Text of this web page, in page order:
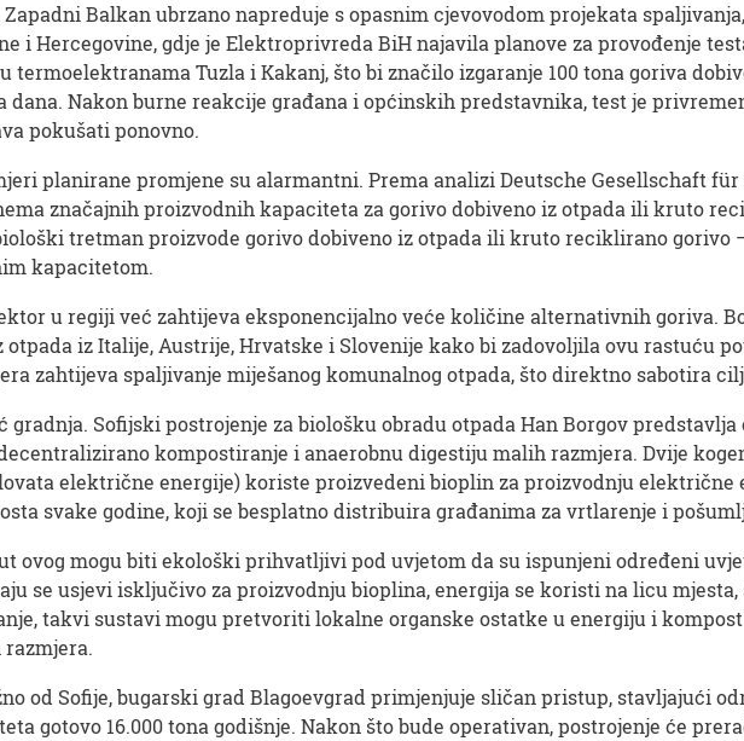
Balkan ubrzano napreduje s opasnim cjevovodom projekata
i Hercegovine, gdje je Elektroprivreda BiH najavila planove za provođenje
termoelektranama Tuzla i Kakanj, što bi značilo izgaranje 100 tona goriva
dana. Nakon burne reakcije građana i općinskih predstavnika, test je
pokušati ponovno.
planirane promjene su alarmantni. Prema analizi Deutsche Gesellschaft
značajnih proizvodnih kapaciteta za gorivo dobiveno iz otpada ili kruto
tretman proizvode gorivo dobiveno iz otpada ili kruto reciklirano gorivo
kapacitetom.
u regiji već zahtijeva eksponencijalno veće količine alternativnih goriva.
iz Italije, Austrije, Hrvatske i Slovenije kako bi zadovoljila ovu rastuću
zahtijeva spaljivanje miješanog komunalnog otpada, što direktno sabotira
gradnja. Sofijski postrojenje za biološku obradu otpada Han Borgov
kompostiranje i anaerobnu digestiju malih razmjera. Dvije
električne energije) koriste proizvedeni bioplin za proizvodnju električne
svake godine, koji se besplatno distribuira građanima za vrtlarenje i
ovog mogu biti ekološki prihvatljivi pod uvjetom da su ispunjeni određeni
se usjevi isključivo za proizvodnju bioplina, energija se koristi na licu
takvi sustavi mogu pretvoriti lokalne organske ostatke u energiju i
od Sofije, bugarski grad Blagoevgrad primjenjuje sličan pristup, stavljajući
gotovo 16.000 tona godišnje. Nakon što bude operativan, postrojenje će